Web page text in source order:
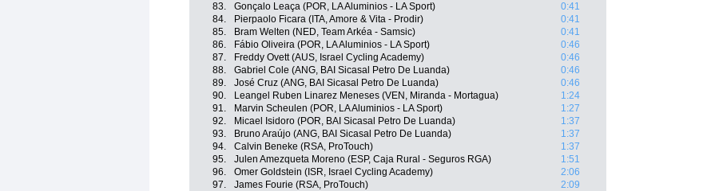
83.
Gonçalo Leaça (POR, LA Aluminios - LA Sport)
0:41
84.
Pierpaolo Ficara (ITA, Amore & Vita - Prodir)
0:41
85.
Bram Welten (NED, Team Arkéa - Samsic)
0:41
86.
Fábio Oliveira (POR, LA Aluminios - LA Sport)
0:46
87.
Freddy Ovett (AUS, Israel Cycling Academy)
0:46
88.
Gabriel Cole (ANG, BAI Sicasal Petro De Luanda)
0:46
89.
José Cruz (ANG, BAI Sicasal Petro De Luanda)
0:46
90.
Leangel Ruben Linarez Meneses (VEN, Miranda - Mortagua)
1:24
91.
Marvin Scheulen (POR, LA Aluminios - LA Sport)
1:27
92.
Micael Isidoro (POR, BAI Sicasal Petro De Luanda)
1:37
93.
Bruno Araújo (ANG, BAI Sicasal Petro De Luanda)
1:37
94.
Calvin Beneke (RSA, ProTouch)
1:37
95.
Julen Amezqueta Moreno (ESP, Caja Rural - Seguros RGA)
1:51
96.
Omer Goldstein (ISR, Israel Cycling Academy)
2:06
97.
James Fourie (RSA, ProTouch)
2:09